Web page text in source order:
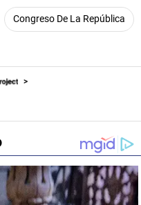
Congreso De La República